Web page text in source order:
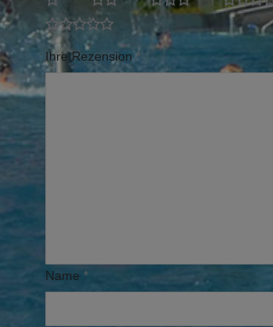
Ihre Rezension*
Name *